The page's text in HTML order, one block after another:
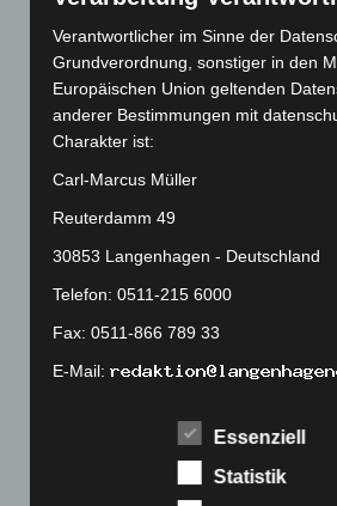
Juli 2022
(133)
Juni 2022(167)
Mai 2022(177)
April 2022
(198)
März 2022
(221)
September 2021(180)
(154)
Verantwortlicher im Sinne der
Grundverordnung, sonstiger in den
Europäischen Union geltenden
anderer Bestimmungen mit
Charakter ist:
Carl-Marcus Müller
Reuterdamm 49
30853 Langenhagen - Deutschland
Telefon: 0511-215 6000
Fax: 0511-866 789 33
E-Mail:
Die Internetseiten verwenden
Textdateien, welche über einen
Essenziell
Statistik